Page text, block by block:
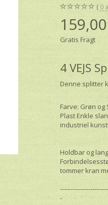
0
Gratis Fragt
4 VEJS
Denne splitter
Farve: Grøn og
Plast Enkle
industriel
Holdbar og
tommer kran
-